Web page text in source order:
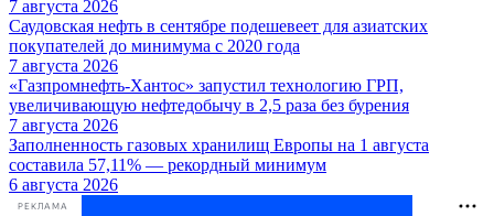
7 августа 2026
Саудовская нефть в сентябре подешевеет для азиатских
покупателей до минимума с 2020 года
7 августа 2026
«Газпромнефть-Хантос» запустил технологию ГРП,
увеличивающую нефтедобычу в 2,5 раза без бурения
7 августа 2026
Заполненность газовых хранилищ Европы на 1 августа
составила 57,11% — рекордный минимум
6 августа 2026
РЕКЛАМА